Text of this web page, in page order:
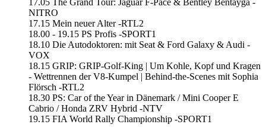
NITRO
17.15 Mein neuer Alter -RTL2
18.00 - 19.15 PS Profis -SPORT1
18.10 Die Autodoktoren: mit Seat & Ford Galaxy & Audi -
VOX
18.15 GRIP: GRIP-Golf-King | Um Kohle, Kopf und Kragen
- Wettrennen der V8-Kumpel | Behind-the-Scenes mit Sophia
Flörsch -RTL2
18.30 PS: Car of the Year in Dänemark / Mini Cooper E
Cabrio / Honda ZRV Hybrid -NTV
19.15 FIA World Rally Championship -SPORT1